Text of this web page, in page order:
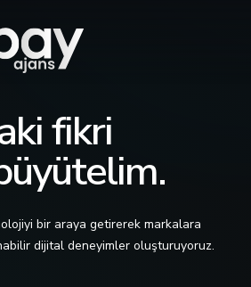
fikri
bir araya getirerek markalara
dijital deneyimler oluşturuyoruz.